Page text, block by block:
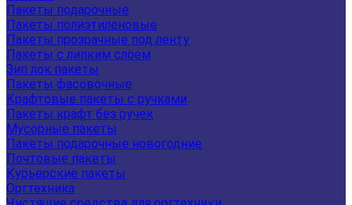
Пакеты подарочные
Пакеты полиэтиленовые
Пакеты прозрачные под ленту
Пакеты с липким слоем
Зип лок пакеты
Пакеты фасовочные
Крафтовые пакеты с ручками
Пакеты крафт без ручек
Мусорные пакеты
Пакеты подарочные новогодние
Почтовые пакеты
Курьерские пакеты
Оргтехника